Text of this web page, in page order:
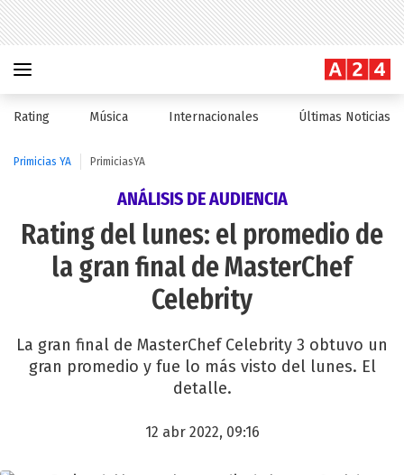
Rating Música Internacionales Últimas Noticias
Primicias YA PrimiciasYA
ANÁLISIS DE AUDIENCIA
Rating del lunes: el promedio de
la gran final de MasterChef
Celebrity
La gran final de MasterChef Celebrity 3 obtuvo un
gran promedio y fue lo más visto del lunes. El
detalle.
12 abr 2022, 09:16